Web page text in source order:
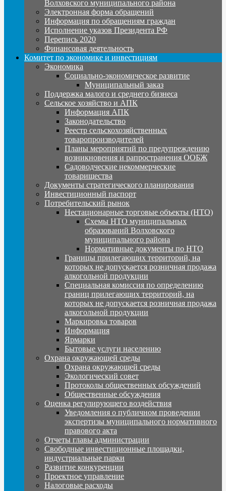
Волховского муниципального района
Электронная форма обращений
Информация по обращениям граждан
Исполнение указов Президента РФ
Перепись 2020
Финансовая деятельность
Комитет по экономике и инвестициям
Экономика
Социально-экономическое развитие
Муниципальный заказ
Поддержка малого и среднего бизнеса
Сельское хозяйство и АПК
Информация АПК
Законодательство
Реестр сельскохозяйственных
товаропроизводителей
Планы мероприятий по предупреждению
возникновения и рапространения ООБЖ
Садоводческие некоммерческие
товарищества
Документы стратегического планирования
Инвестиционный паспорт
Потребительский рынок
Нестационарные торговые объекты (НТО)
Схемы НТО муниципальных
образований Волховского
муниципального района
Нормативные документы по НТО
Границы прилегающих территорий, на
которых не допускается розничная продажа
алкогольной продукции
Специальная комиссия по определению
границ прилегающих территорий, на
которых не допускается розничная продажа
алкогольной продукции
Маркировка товаров
Информация
Ярмарки
Бытовые услуги населению
Охрана окружающей среды
Охрана окружающей среды
Экологический совет
Протоколы общественных обсуждений
Общественные обсуждения
Оценка регулирующего воздействия
Уведомления о публичном проведении
экспертизы муниципального нормативного
правового акта
Отчеты главы администрации
Свободные инвестиционные площадки,
индустриальные парки
Развитие конкуренции
Проектное управление
Налоговые расходы